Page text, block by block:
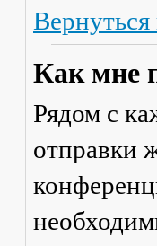
Вернуться
Как мне
Рядом с
отправки